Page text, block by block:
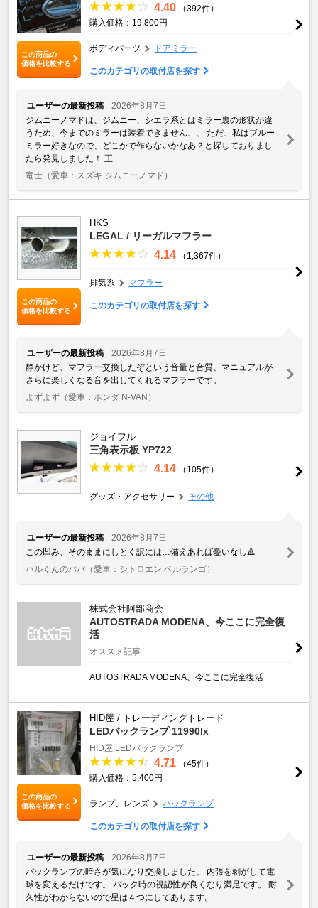
この商品の
価格を比較する
4.40
（392件）
購入価格：19,800円
ボディパーツ ドアミラー
このカテゴリの取付店を探す
ユーザーの最新投稿
2026年8月7日
ジムニーノマドは、ジムニー、シエラ系とはミラー裏の形状が違
うため、今までのミラーは装着できません、、 ただ、私はブルー
ミラー好きなので、どこかで作らないかなあ？と探しておりまし
たら発見しました！ 正 ...
竜士 （愛車：スズキ ジムニーノマド）
この商品の
価格を比較する
HKS
LEGAL / リーガルマフラー
4.14 （1,367件）
排気系 マフラー
このカテゴリの取付店を探す
ユーザーの最新投稿
2026年8月7日
静かけど、マフラー交換したぞという音量と音質、マニュアルが
さらに楽しくなる音を出してくれるマフラーです。
よずよず （愛車：ホンダ N-VAN）
ジョイフル
三角表示板 YP722
4.14 （105件）
グッズ・アクセサリー その他
ユーザーの最新投稿
2026年8月7日
この凹み、そのままにしとく訳には…備えあれば憂いなし🔺
ハルくんのパパ （愛車：シトロエン ベルランゴ）
株式会社阿部商会
AUTOSTRADA MODENA、今ここに完全復
活
オススメ記事
AUTOSTRADA MODENA、今ここに完全復活
この商品の
価格を比較する
HID屋 / トレーディングトレード
LEDバックランプ 11990lx
HID屋 LEDバックランプ
4.71
（45件）
購入価格：5,400円
ランプ、レンズ バックランプ
このカテゴリの取付店を探す
ユーザーの最新投稿
2026年8月7日
バックランプの暗さが気になり交換しました。 内張を剥がして電
球を変えるだけです。 バック時の視認性が良くなり満足です。 耐
久性がわからないので星は４つにしてあります。